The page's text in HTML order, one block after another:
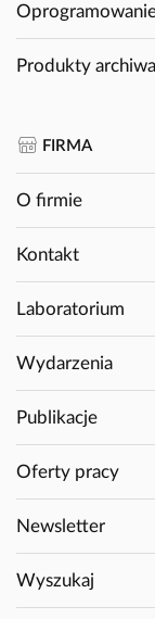
Produkty
FIRMA
O firmie
Kontakt
Laboratorium
Wydarzenia
Publikacje
Oferty pracy
Newsletter
Wyszukaj